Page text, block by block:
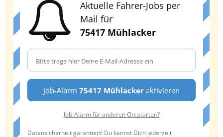
Aktuelle Fahrer-Jobs per
Mail für
75417 Mühlacker
Job-Alarm 75417 Mühlacker aktivieren
Job-Alarm für anderen Ort starten?
Datensicherheit garantiert! Du kannst Dich jederzeit